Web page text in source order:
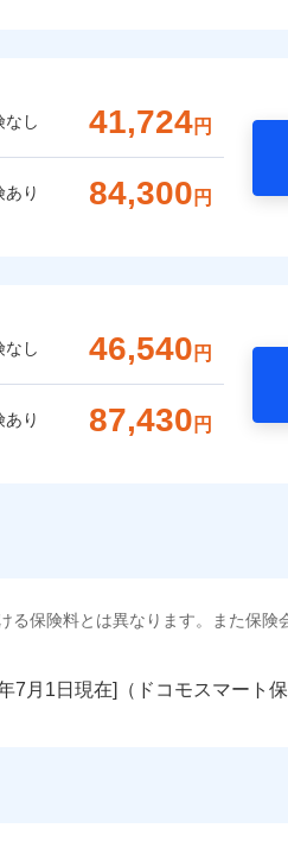
なし 41,724円
あり 84,300 円
なし 46,540 円
あり 87,430 円
保険料とは異なります。また保
月 日現在]（ドコモスマート